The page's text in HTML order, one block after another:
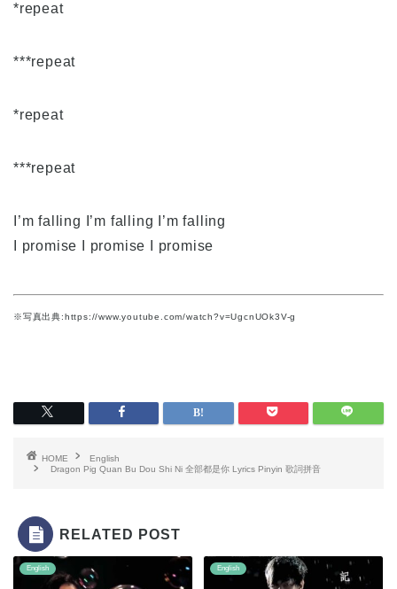
*repeat
***repeat
*repeat
***repeat
I’m falling I’m falling I’m falling
I promise I promise I promise
※写真出典:https://www.youtube.com/watch?v=UgcnUOk3V-g
HOME
English
Dragon Pig Quan Bu Dou Shi Ni 全部都是你 Lyrics Pinyin 歌詞拼音
RELATED POST
English English